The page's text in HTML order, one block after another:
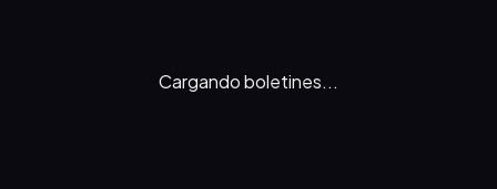
Cargando boletines...